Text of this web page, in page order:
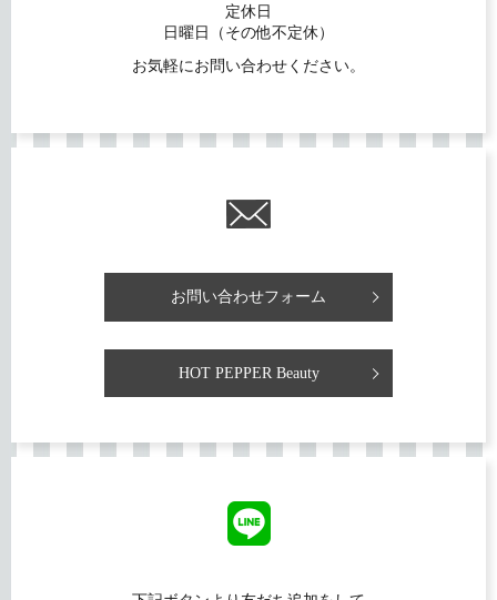
定休日
日曜日（その他不定休）
お気軽にお問い合わせください。
お問い合わせフォーム
HOT PEPPER Beauty